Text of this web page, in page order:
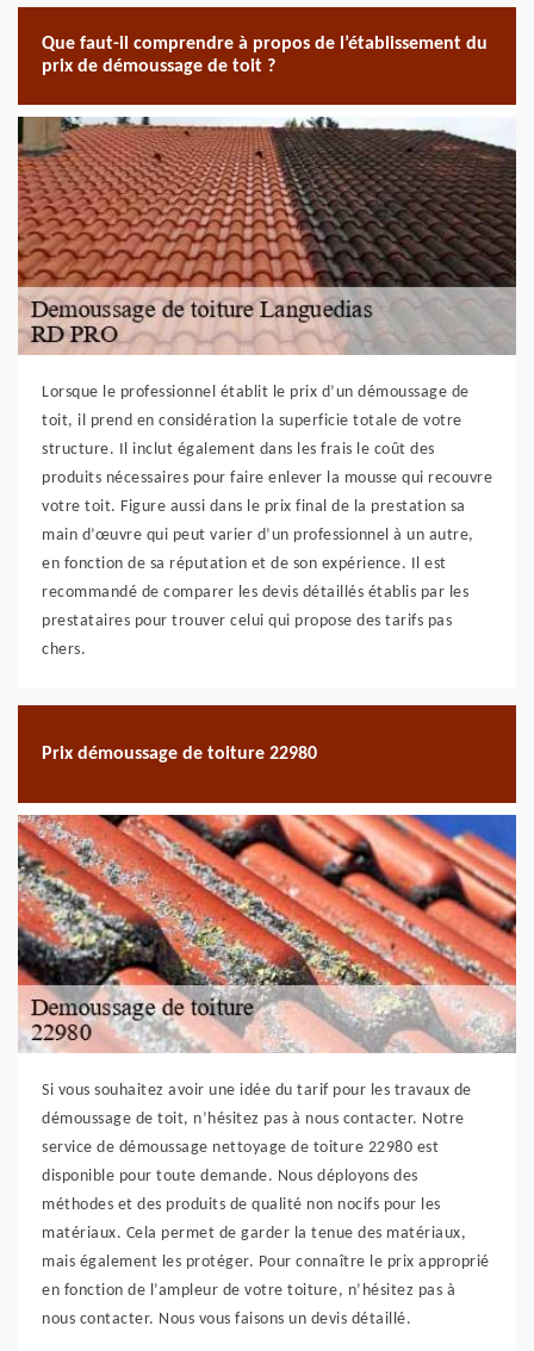
Que faut-il comprendre à propos de l’établissement du
prix de démoussage de toit ?
Lorsque le professionnel établit le prix d’un démoussage de
toit, il prend en considération la superficie totale de votre
structure. Il inclut également dans les frais le coût des
produits nécessaires pour faire enlever la mousse qui recouvre
votre toit. Figure aussi dans le prix final de la prestation sa
main d’œuvre qui peut varier d’un professionnel à un autre,
en fonction de sa réputation et de son expérience. Il est
recommandé de comparer les devis détaillés établis par les
prestataires pour trouver celui qui propose des tarifs pas
chers.
Prix démoussage de toiture 22980
Si vous souhaitez avoir une idée du tarif pour les travaux de
démoussage de toit, n’hésitez pas à nous contacter. Notre
service de démoussage nettoyage de toiture 22980 est
disponible pour toute demande. Nous déployons des
méthodes et des produits de qualité non nocifs pour les
matériaux. Cela permet de garder la tenue des matériaux,
mais également les protéger. Pour connaître le prix approprié
en fonction de l’ampleur de votre toiture, n’hésitez pas à
nous contacter. Nous vous faisons un devis détaillé.